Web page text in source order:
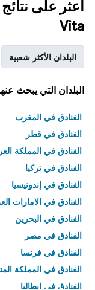
Vita
البلدان الأكثر شعبية
البلدان التي يبحث
الفنادق في المغرب
الفنادق في قطر
الفنادق في المملكة
الفنادق في تركيا
الفنادق في إندونيسيا
الفنادق في الامارات
الفنادق في البحرين
الفنادق في مصر
الفنادق في فرنسا
الفنادق في المملكة
الفنادق في إيطاليا